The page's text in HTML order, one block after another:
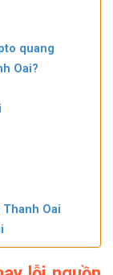
quang
Oai?
Oai